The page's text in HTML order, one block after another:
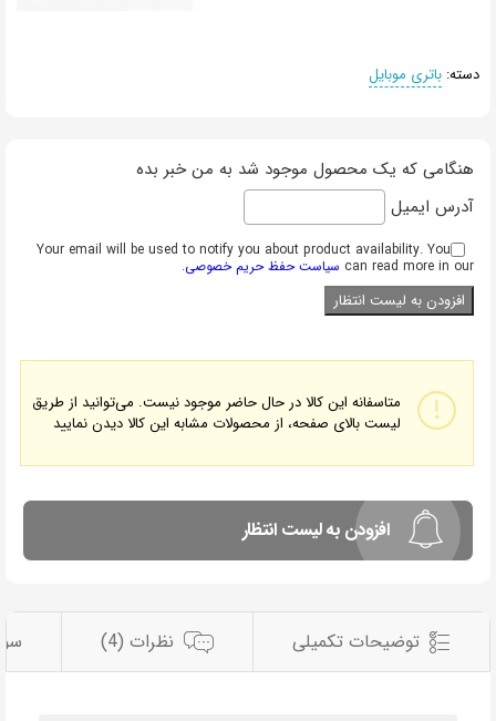
دسته: باتری موبایل
هنگامی که یک محصول موجود شد به من خبر بده
آدرس ایمیل
Your email will be used to notify you about product availability. You
can read more in our سیاست حفظ حریم خصوصی.
متاسفانه این کالا در حال حاضر موجود نیست. می‌توانید از طریق
لیست بالای صفحه، از محصولات مشابه این کالا دیدن نمایید
افزودن به لیست انتظار
توضیحات تکمیلی نظرات (4)